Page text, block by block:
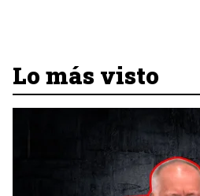
Lo más visto